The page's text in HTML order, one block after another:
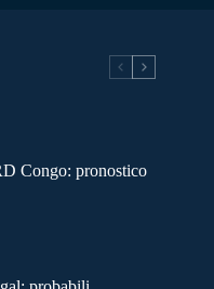
Congo: pronostico